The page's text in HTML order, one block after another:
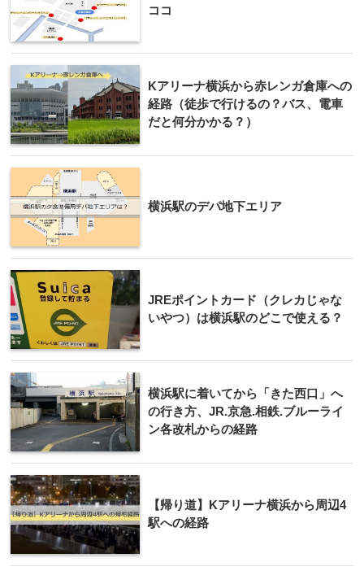
ココ
Kアリーナ横浜から赤レンガ倉庫への
経路（徒歩で行けるの？バス、電車
だと何分かかる？）
横浜駅のデパ地下エリア
JREポイントカード（クレカじゃな
いやつ）は横浜駅のどこで使える？
横浜駅に着いてから「きた西口」へ
の行き方、JR.京急.相鉄.ブルーライ
ン各改札からの経路
【帰り道】Kアリーナ横浜から周辺4
駅への経路